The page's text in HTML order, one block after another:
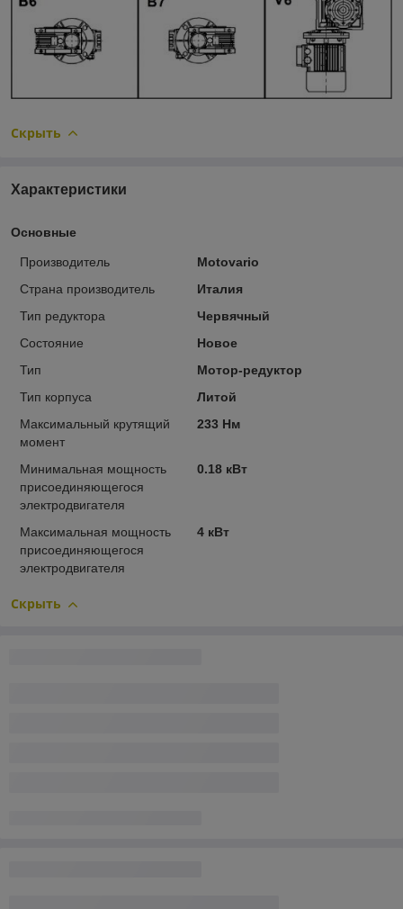
Скрыть
Характеристики
Основные
Производитель
Motovario
Страна производитель
Италия
Тип редуктора
Червячный
Состояние
Новое
Тип
Мотор-редуктор
Тип корпуса
Литой
Максимальный крутящий
момент
233 Нм
Минимальная мощность
присоединяющегося
электродвигателя
0.18 кВт
Максимальная мощность
присоединяющегося
электродвигателя
4 кВт
Скрыть